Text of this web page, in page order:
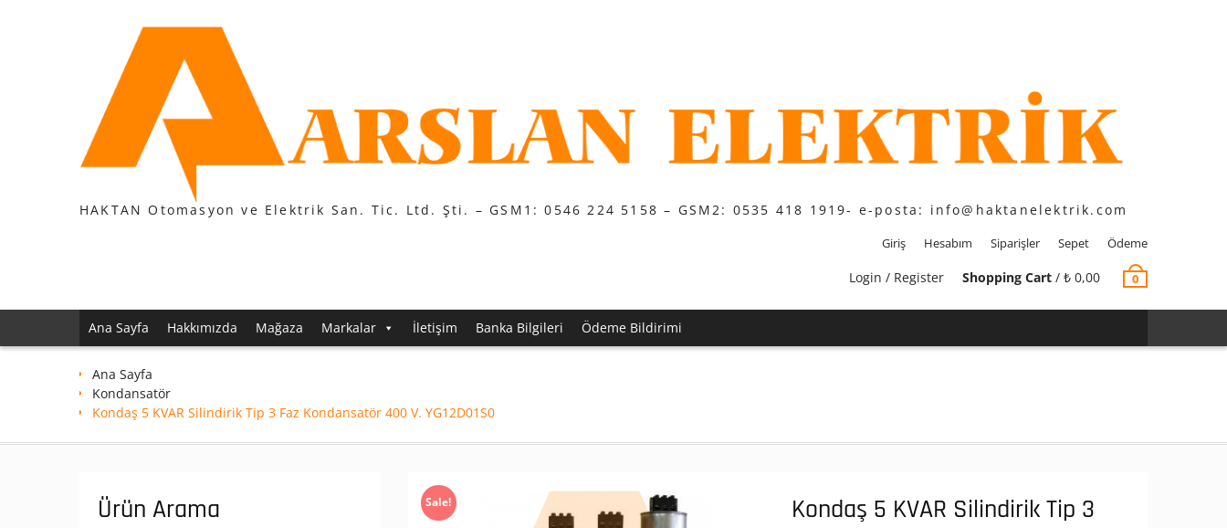
HAKTAN Otomasyon ve Elektrik San. Tic. Ltd. Şti. – GSM1: 0546 224 5158 – GSM2: 0535 418 1919- e-posta: info@haktanelektrik.com
Giriş Hesabım Siparişler Sepet Ödeme
Login / Register Shopping Cart / ₺ 0,00 0
Ana Sayfa Hakkımızda Mağaza Markalar İletişim Banka Bilgileri Ödeme Bildirimi
Ana Sayfa
Kondansatör
Kondaş 5 KVAR Silindirik Tip 3 Faz Kondansatör 400 V. YG12D01S0
Sale!
Kondaş 5 KVAR Silindirik Tip 3
Ürün Arama